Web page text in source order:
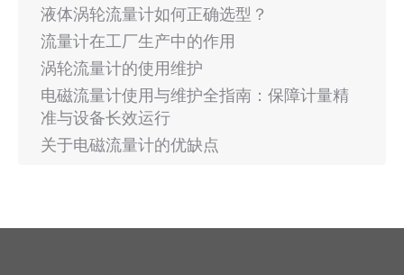
液体涡轮流量计如何正确选型？
流量计在工厂生产中的作用
涡轮流量计的使用维护
电磁流量计使用与维护全指南：保障计量精
准与设备长效运行
关于电磁流量计的优缺点